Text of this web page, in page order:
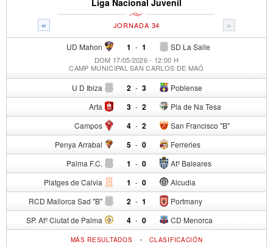
« »
JORNADA 34
UD Mahon 1 - SD La Salle
1
DOM 17/05/2026 - 12:00 H
CAMP MUNICIPAL SAN CARLOS DE MAÓ
U D Ibiza 2 - Poblense
3
Arta 3 - Pla de Na Tesa
2
Campos 4 - San Francisco "B"
2
Penya Arrabal 5 - Ferreries
0
Palma F.C. 1 - Atº Baleares
0
Platges de Calvia 1 - Alcudia
0
RCD Mallorca Sad "B" 2 - Portmany
1
SP. Atº Ciutat de Palma 4 - CD Menorca
0
MÁS RESULTADOS -CLASIFICACIÓN